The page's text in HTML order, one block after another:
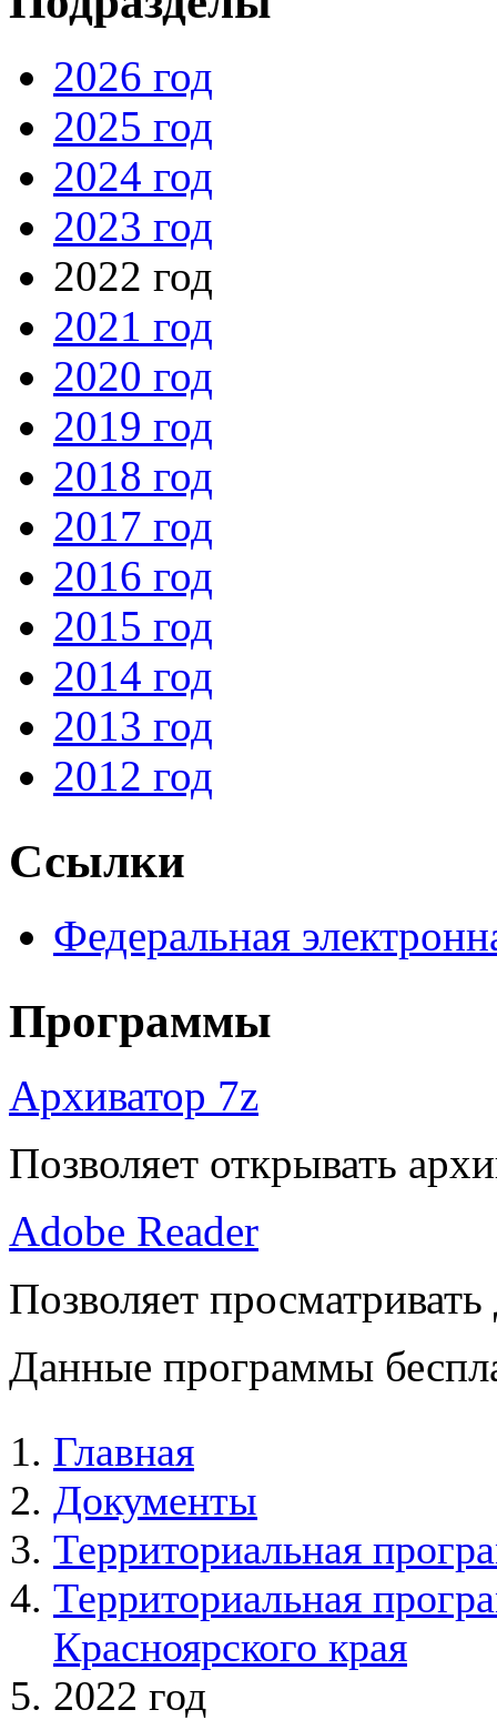
2026 год
2025 год
2024 год
2023 год
2022 год
2021 год
2020 год
2019 год
2018 год
2017 год
2016 год
2015 год
2014 год
2013 год
2012 год
Ссылки
Федеральная
Программы
Архиватор 7z
Позволяет открывать
Adobe Reader
Позволяет
Данные программы
Главная
Документы
Территориальная
Территориальная
Красноярского края
2022 год